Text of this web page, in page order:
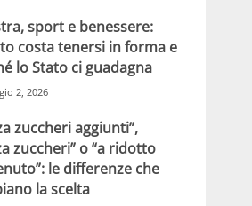
sport e benessere:
costa tenersi in forma e
lo Stato ci guadagna
2, 2026
zuccheri aggiunti”,
zuccheri” o “a ridotto
le differenze che
la scelta